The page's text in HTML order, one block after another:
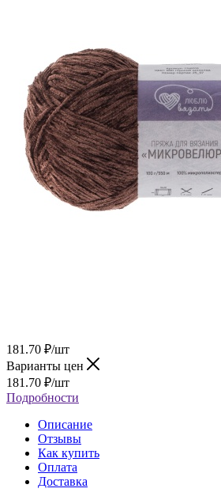
181.70 ₽/шт
Варианты цен
181.70 ₽/шт
Подробности
Описание
Отзывы
Как купить
Оплата
Доставка